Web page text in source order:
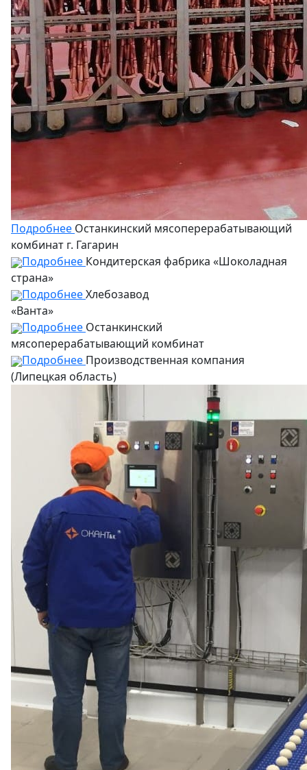
Подробнее Останкинский мясоперерабатывающий
комбинат г. Гагарин
Подробнее Кондитерская фабрика «Шоколадная
страна»
ПодробнееХлебозавод
«Ванта»
Подробнее Останкинский
мясоперерабатывающий комбинат
Подробнее Производственная компания
(Липецкая область)